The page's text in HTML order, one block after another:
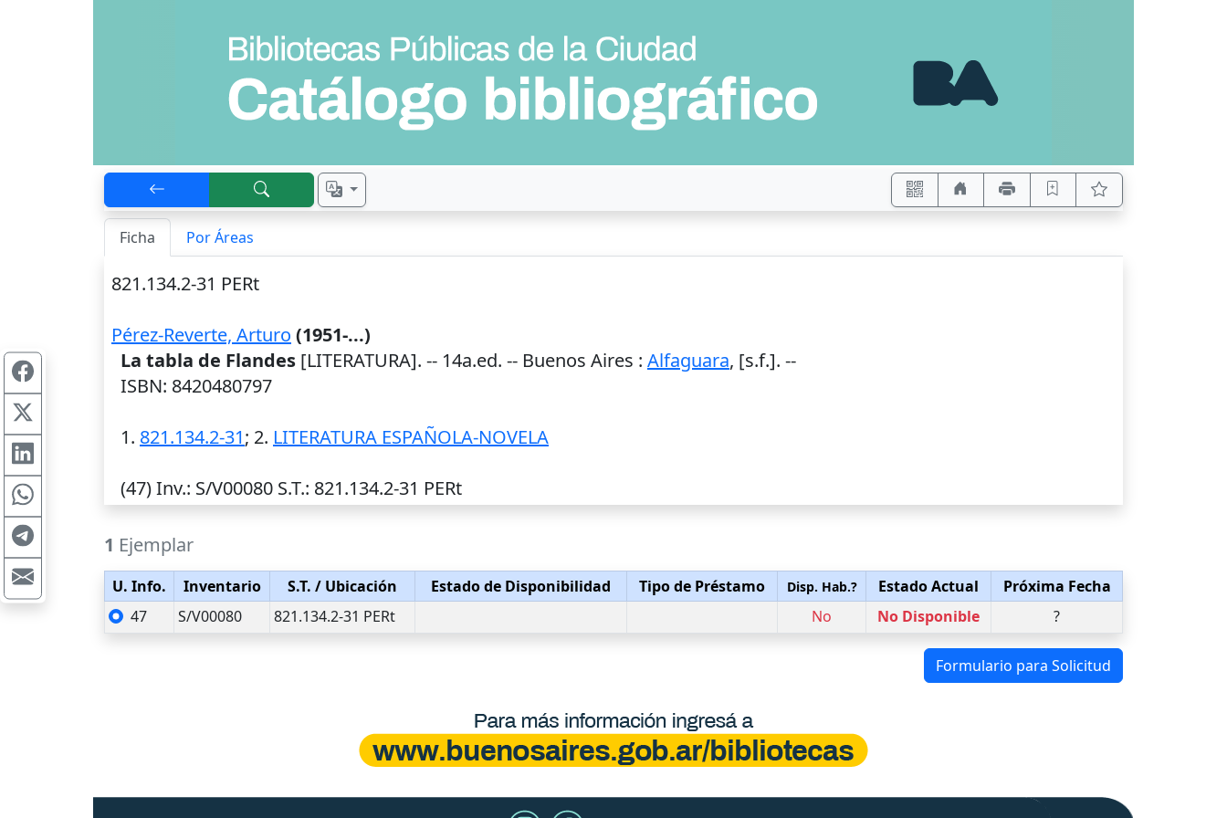
Ficha Por Áreas
821.134.2-31 PERt
Pérez-Reverte, Arturo (1951-...)
La tabla de Flandes [LITERATURA]. -- 14a.ed. -- Buenos Aires : Alfaguara, [s.f.]. --
ISBN: 8420480797
1. 821.134.2-31; 2. LITERATURA ESPAÑOLA-NOVELA
(47)Inv.: S/V00080 S.T.: 821.134.2-31 PERt
1 Ejemplar
U. Info. Inventario S.T. / Ubicación Estado de Disponibilidad Tipo de Préstamo Disp. Hab.? Estado Actual
Próxima Fecha
47
S/V00080 821.134.2-31 PERt No No Disponible ?
Formulario para Solicitud